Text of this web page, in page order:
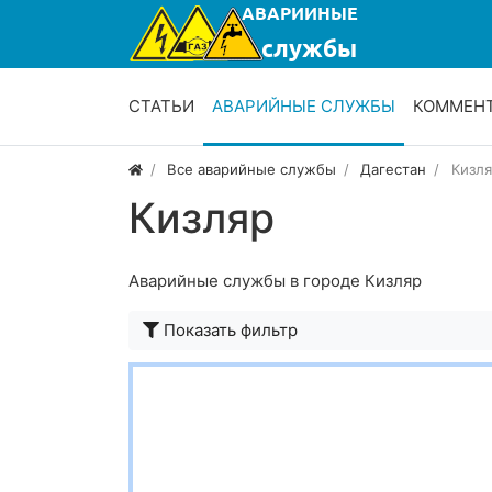
СТАТЬИ АВАРИЙНЫЕ СЛУЖБЫ
Все аварийные службы Дагестан
Кизляр
Аварийные службы в городе Кизляр
Показать фильтр